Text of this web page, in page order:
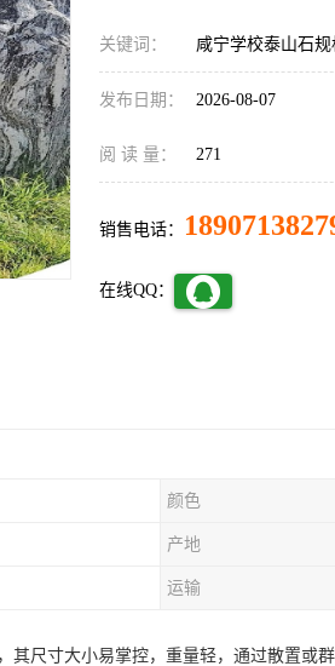
关键词： 咸宁学校泰山石规
发布日期： 2026-08-07
阅 读 量： 271
销售电话：
在线QQ：
颜色
产地
运输
其尺寸大小易掌控，重量轻，通过散置或